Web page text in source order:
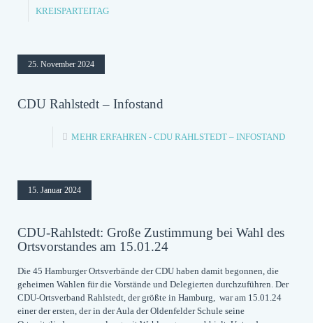
KREISPARTEITAG
25. November 2024
CDU Rahlstedt – Infostand
MEHR ERFAHREN - CDU RAHLSTEDT – INFOSTAND
15. Januar 2024
CDU-Rahlstedt: Große Zustimmung bei Wahl des
Ortsvorstandes am 15.01.24
Die 45 Hamburger Ortsverbände der CDU haben damit begonnen, die
geheimen Wahlen für die Vorstände und Delegierten durchzuführen. Der
CDU-Ortsverband Rahlstedt, der größte in Hamburg, war am 15.01.24
einer der ersten, der in der Aula der Oldenfelder Schule seine